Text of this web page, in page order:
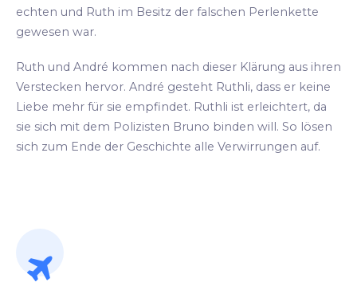
echten und Ruth im Besitz der falschen Perlenkette
gewesen war.
Ruth und André kommen nach dieser Klärung aus ihren
Verstecken hervor. André gesteht Ruthli, dass er keine
Liebe mehr für sie empfindet. Ruthli ist erleichtert, da
sie sich mit dem Polizisten Bruno binden will. So lösen
sich zum Ende der Geschichte alle Verwirrungen auf.